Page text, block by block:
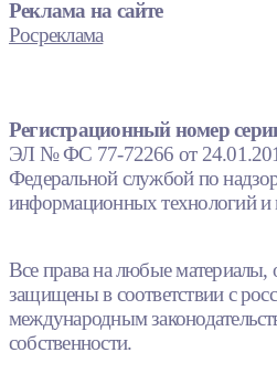
Реклама на сайте
Росреклама
Регистрационный номер
ЭЛ № ФС 77-72266 от
Федеральной службой по
информационных технологий
Все права на любые материалы,
защищены в соответствии с
международным
собственности.